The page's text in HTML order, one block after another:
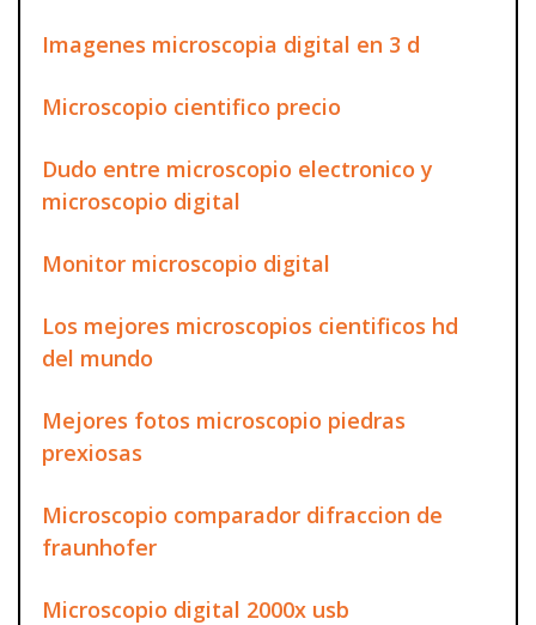
Imagenes microscopia digital en 3 d
Microscopio cientifico precio
Dudo entre microscopio electronico y
microscopio digital
Monitor microscopio digital
Los mejores microscopios cientificos hd
del mundo
Mejores fotos microscopio piedras
prexiosas
Microscopio comparador difraccion de
fraunhofer
Microscopio digital 2000x usb